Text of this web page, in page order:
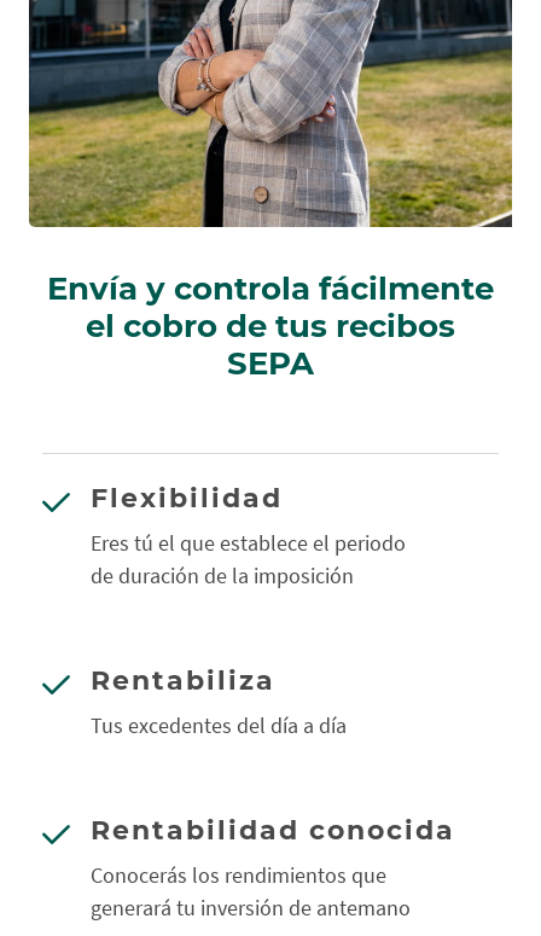
Envía y controla fácilmente
el cobro de tus recibos
SEPA
Flexibilidad
Eres tú el que establece el periodo
de duración de la imposición
Rentabiliza
Tus excedentes del día a día
Rentabilidad conocida
Conocerás los rendimientos que
generará tu inversión de antemano